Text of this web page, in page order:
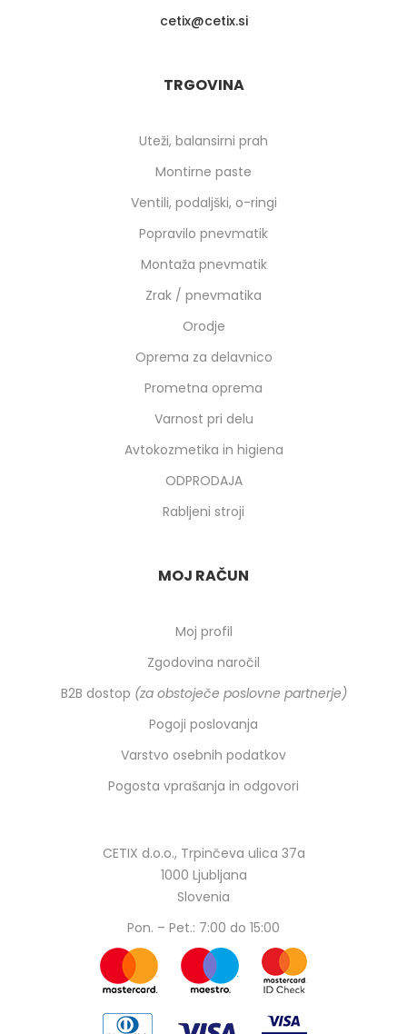
cetix
cetix.si
TRGOVINA
Uteži, balansirni prah
Montirne paste
Ventili, podaljški, o-ringi
Popravilo pnevmatik
Montaža pnevmatik
Zrak / pnevmatika
Orodje
Oprema za delavnico
Prometna oprema
Varnost pri delu
Avtokozmetika in higiena
ODPRODAJA
Rabljeni stroji
MOJ RAČUN
Moj profil
Zgodovina naročil
B2B dostop (za obstoječe poslovne partnerje)
Pogoji poslovanja
Varstvo osebnih podatkov
Pogosta vprašanja in odgovori
CETIX d.o.o., Trpinčeva ulica 37a
1000 Ljubljana
Slovenia
Pon. – Pet.: 7:00 do 15:00